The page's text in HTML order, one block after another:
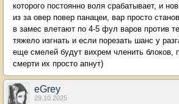
которого постоянно воля срабатывает, и
из за овер повер панацеи, вар просто
в замес влетают по 4-5 фул варов против
тяжело изгнать и если порезать шанс у
еще смелей будут вихрем членить блоков,
смерти их просто апнут)
eGrey
29.10.2025